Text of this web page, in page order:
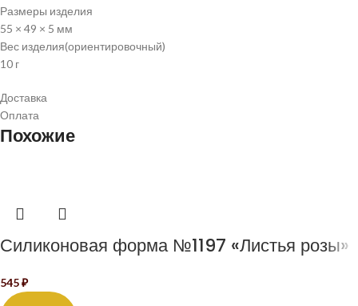
Размеры изделия
55 × 49 × 5 мм
Вес изделия(ориентировочный)
10 г
Доставка
Оплата
Похожие
Силиконовая форма №1197 «Листья розы»
545₽